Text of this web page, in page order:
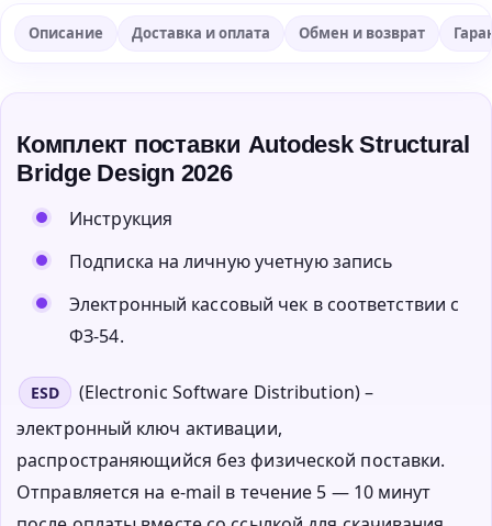
Описание Доставка и оплата Обмен и возврат
Комплект поставки Autodesk Structural
Bridge Design 2026
Инструкция
Подписка на личную учетную запись
Электронный кассовый чек в соответствии с
ФЗ-54.
ESD
(Electronic Software Distribution) –
электронный ключ активации,
распространяющийся без физической поставки.
Отправляется на e-mail в течение 5 — 10 минут